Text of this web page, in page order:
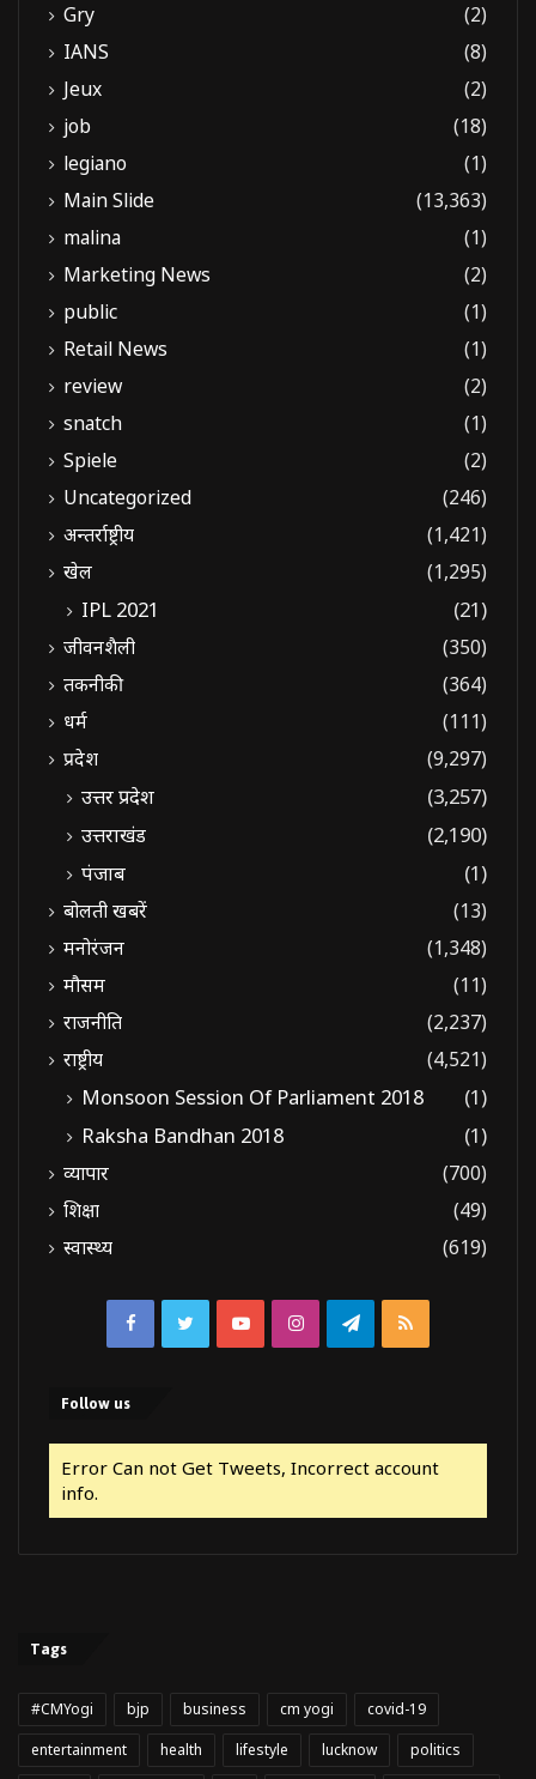
Gry
(2)
IANS
(8)
Jeux
(2)
job
(18)
legiano
(1)
Main Slide
(13,363)
malina
(1)
Marketing News
(2)
public
(1)
Retail News
(1)
review
(2)
snatch
(1)
Spiele
(2)
Uncategorized
(246)
अन्तर्राष्ट्रीय
(1,421)
खेल
(1,295)
IPL 2021 (21)
जीवनशैली
(350)
तकनीकी
(364)
धर्म
(111)
प्रदेश
(9,297)
उत्तर प्रदेश
(3,257)
उत्तराखंड
(2,190)
पंजाब
(1)
बोलती खबरें
(13)
मनोरंजन
(1,348)
मौसम
(11)
राजनीति
(2,237)
राष्ट्रीय
(4,521)
Monsoon Session Of Parliament 2018
(1)
Raksha Bandhan 2018
(1)
व्यापार
(700)
शिक्षा
(49)
स्वास्थ्य
(619)
FacebookTwitterYouTubeInstagramTelegram
RSS
Follow us
Error Can not Get Tweets, Incorrect account
info.
Tags
#CMYogi bjp business cm yogi
covid-19
entertainment
health lifestyle lucknow politics